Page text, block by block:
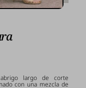
largo de corte
con una mezcla de